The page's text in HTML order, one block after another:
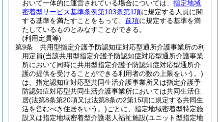
おいて一体的に運営されている場合については、 指定地域
密着型サービス基準条例第103条第1項に規定する人員に関
する基準を満たすことをもって、 前項に規定する基準を満
たしているものとみなすことができる。
(利用定員等)
第9条
共用型指定介護予防認知症対応型通所介護事業所の利
用定員(当該共用型指定介護予防認知症対応型通所介護事業
所において同時に共用型指定介護予防認知症対応型通所介
護の提供を受けることができる利用者の数の上限をいう。)
は、指定認知症対応型共同生活介護事業所又は指定介護予
防認知症対応型共同生活介護事業所においては共同生活住
居(法第8条第20項又は法第8条の2第15項に規定する共同生
活を営むべき住居をいう。)ごとに、指定地域密着型特定施
設又は指定地域密着型介護老人福祉施設(ユニット型指定地